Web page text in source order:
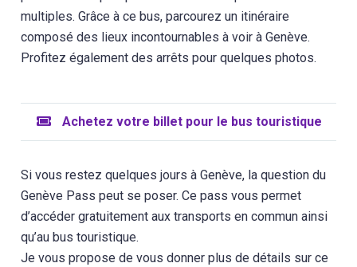
multiples. Grâce à ce bus, parcourez un itinéraire
composé des lieux incontournables à voir à Genève.
Profitez également des arrêts pour quelques photos.
Achetez votre billet pour le bus touristique
Si vous restez quelques jours à Genève, la question du
Genève Pass peut se poser. Ce pass vous permet
d’accéder gratuitement aux transports en commun ainsi
qu’au bus touristique.
Je vous propose de vous donner plus de détails sur ce